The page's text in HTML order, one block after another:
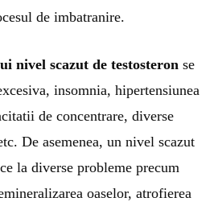
de imbatranire.
nivel scazut de testosteron se
insomnia, hipertensiunea
de concentrare, diverse
De asemenea, un nivel scazut
la diverse probleme precum
oaselor, atrofierea